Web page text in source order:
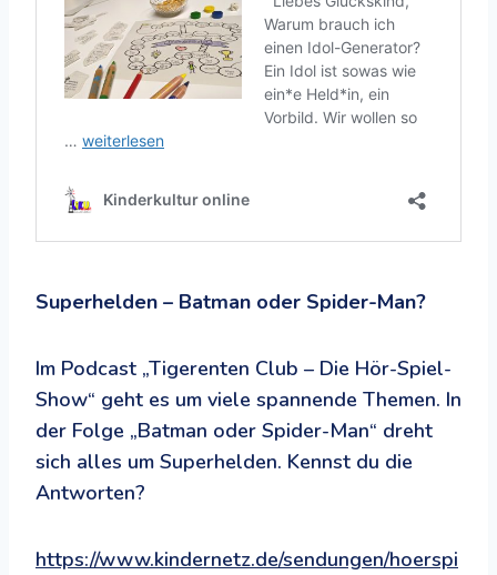
Superhelden – Batman oder Spider-Man?
Im Podcast „Tigerenten Club – Die Hör-Spiel-
Show“ geht es um viele spannende Themen. In
der Folge „Batman oder Spider-Man“ dreht
sich alles um Superhelden. Kennst du die
Antworten?
https://www.kindernetz.de/sendungen/hoerspi